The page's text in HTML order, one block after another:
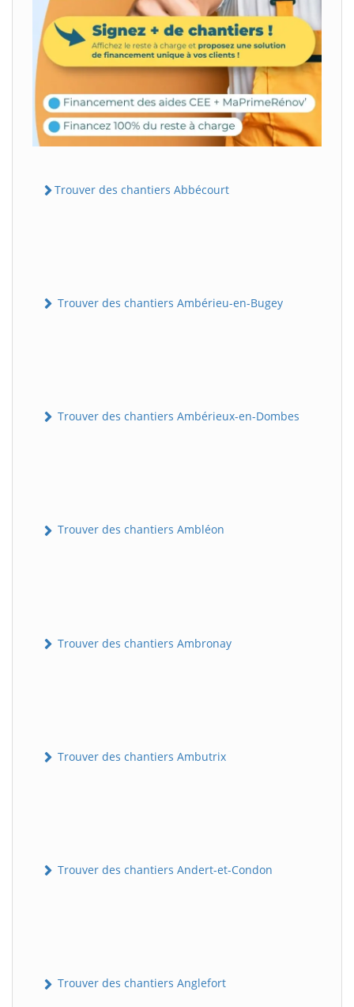
Trouver des chantiers Abbécourt
Trouver des chantiers Ambérieu-en-Bugey
Trouver des chantiers Ambérieux-en-Dombes
Trouver des chantiers Ambléon
Trouver des chantiers Ambronay
Trouver des chantiers Ambutrix
Trouver des chantiers Andert-et-Condon
Trouver des chantiers Anglefort